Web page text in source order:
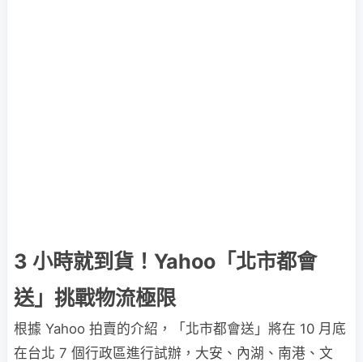
3 小時就到貨！Yahoo「北市都會
送」挑戰物流極限
根據 Yahoo 拍賣的介紹，「北市都會送」將在 10 月底
在台北 7 個行政區進行試辦，大安、內湖、南港、文